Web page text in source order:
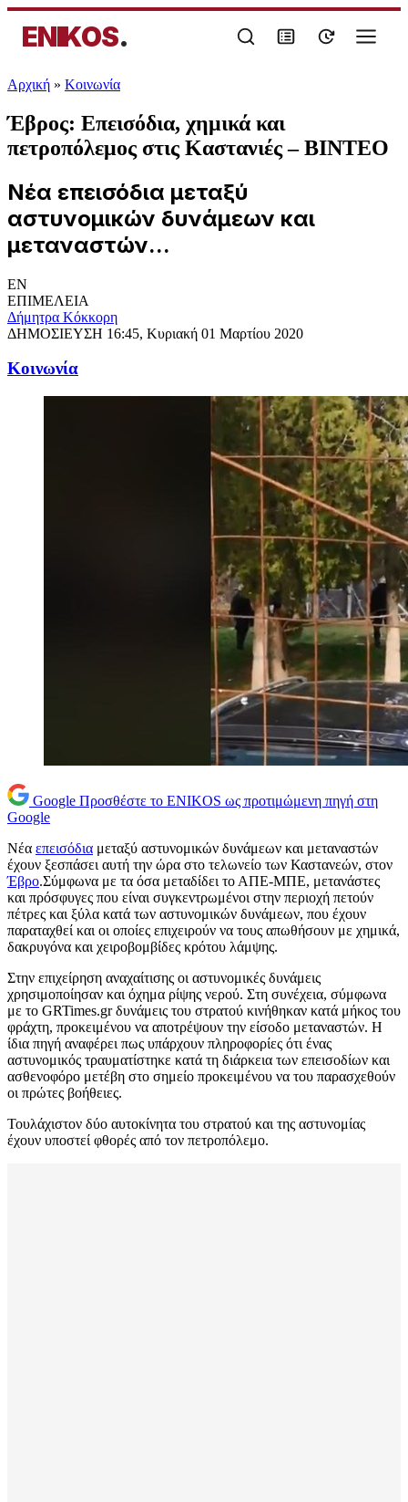
ENIKOS.
Αρχική » Κοινωνία
Έβρος: Επεισόδια, χημικά και
πετροπόλεμος στις Καστανιές – ΒΙΝΤΕΟ
Νέα επεισόδια μεταξύ
αστυνομικών δυνάμεων και
μεταναστών...
EN
ΕΠΙΜΕΛΕΙΑ
Δήμητρα Κόκκορη
ΔΗΜΟΣΙΕΥΣΗ 16:45, Κυριακή 01 Μαρτίου 2020
Κοινωνία
Google Προσθέστε το ENIKOS ως προτιμώμενη πηγή στη
Google
Νέα επεισόδια μεταξύ αστυνομικών δυνάμεων και μεταναστών
έχουν ξεσπάσει αυτή την ώρα στο τελωνείο των Καστανεών, στον
Έβρο.Σύμφωνα με τα όσα μεταδίδει το ΑΠΕ-ΜΠΕ, μετανάστες
και πρόσφυγες που είναι συγκεντρωμένοι στην περιοχή πετούν
πέτρες και ξύλα κατά των αστυνομικών δυνάμεων, που έχουν
παραταχθεί και οι οποίες επιχειρούν να τους απωθήσουν με χημικά,
δακρυγόνα και χειροβομβίδες κρότου λάμψης.
Στην επιχείρηση αναχαίτισης οι αστυνομικές δυνάμεις
χρησιμοποίησαν και όχημα ρίψης νερού. Στη συνέχεια, σύμφωνα
με το GRTimes.gr δυνάμεις του στρατού κινήθηκαν κατά μήκος του
φράχτη, προκειμένου να αποτρέψουν την είσοδο μεταναστών. Η
ίδια πηγή αναφέρει πως υπάρχουν πληροφορίες ότι ένας
αστυνομικός τραυματίστηκε κατά τη διάρκεια των επεισοδίων και
ασθενοφόρο μετέβη στο σημείο προκειμένου να του παρασχεθούν
οι πρώτες βοήθειες.
Τουλάχιστον δύο αυτοκίνητα του στρατού και της αστυνομίας
έχουν υποστεί φθορές από τον πετροπόλεμο.